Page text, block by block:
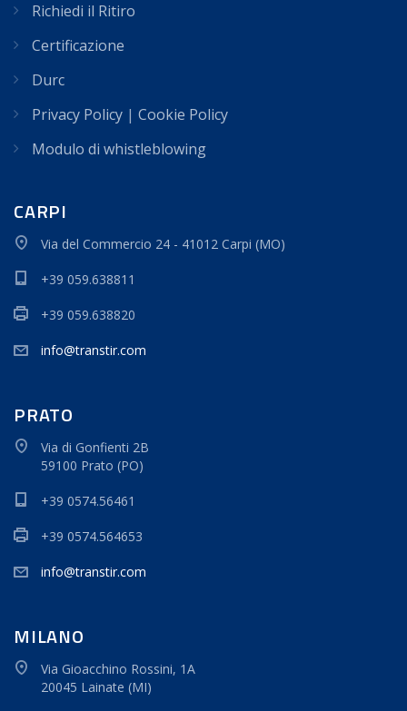
Richiedi il Ritiro
Certificazione
Durc
Privacy Policy | Cookie Policy
Modulo di whistleblowing
CARPI
Via del Commercio 24 - 41012 Carpi (MO)
+39 059.638811
+39 059.638820
info@transtir.com
PRATO
Via di Gonfienti 2B
59100 Prato (PO)
+39 0574.56461
+39 0574.564653
info@transtir.com
MILANO
Via Gioacchino Rossini, 1A
20045 Lainate (MI)